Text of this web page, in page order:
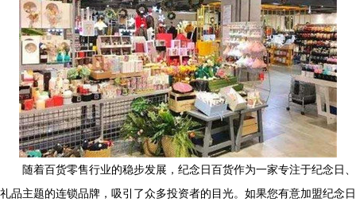
随着百货零售行业的稳步发展，纪念日百货作为一家专注于纪念日、
礼品主题的连锁品牌，吸引了众多投资者的目光。如果您有意加盟纪念日